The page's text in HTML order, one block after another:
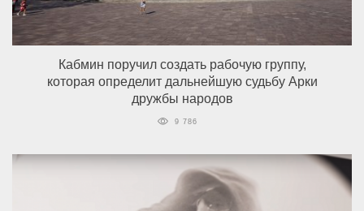
Кабмин поручил создать рабочую группу,
которая определит дальнейшую судьбу Арки
дружбы народов
9 786